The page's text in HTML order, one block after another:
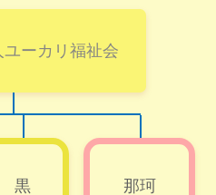
ーカリ福祉会
黒 那珂